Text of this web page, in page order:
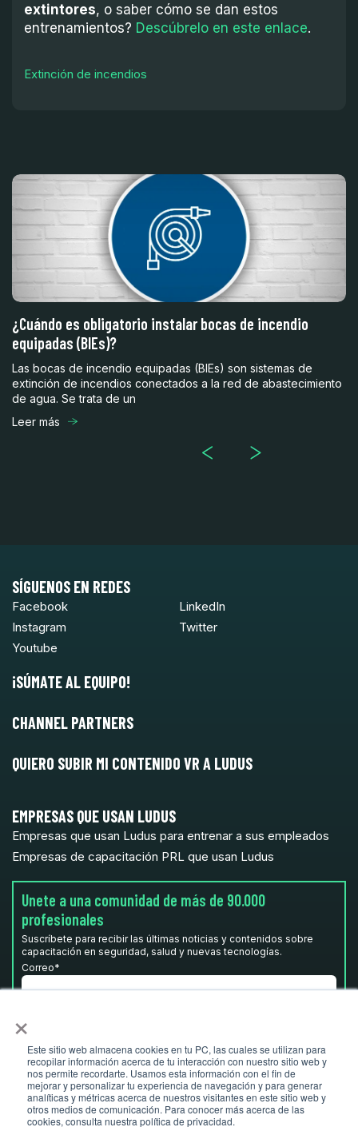
×
Este sitio web almacena cookies en tu PC, las cuales se utilizan para
recopilar información acerca de tu interacción con nuestro sitio web y
nos permite recordarte. Usamos esta información con el fin de
mejorar y personalizar tu experiencia de navegación y para generar
analíticas y métricas acerca de nuestros visitantes en este sitio web y
otros medios de comunicación. Para conocer más acerca de las
cookies, consulta nuestra política de privacidad.
extintores, o saber cómo se dan estos
entrenamientos? Descúbrelo en este enlace.
Extinción de incendios
¿Cuándo es obligatorio instalar bocas de incendio
equipadas (BIEs)?
Las bocas de incendio equipadas (BIEs) son sistemas de
extinción de incendios conectados a la red de abastecimiento
de agua. Se trata de un
Leer más
SÍGUENOS EN REDES
Facebook
LinkedIn
Instagram
Twitter
Youtube
¡SÚMATE AL EQUIPO!
CHANNEL PARTNERS
QUIERO SUBIR MI CONTENIDO VR A LUDUS
EMPRESAS QUE USAN LUDUS
Empresas que usan Ludus para entrenar a sus empleados
Empresas de capacitación PRL que usan Ludus
Unete a una comunidad de más de 90.000
profesionales
Suscríbete para recibir las últimas noticias y contenidos sobre
capacitación en seguridad, salud y nuevas tecnologías.
Correo*